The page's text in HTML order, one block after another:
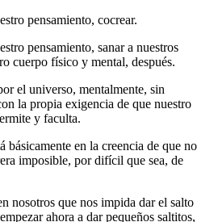
pensamiento, cocrear.
pensamiento, sanar a nuestros
cuerpo físico y mental, después.
el universo, mentalmente, sin
la propia exigencia de que nuestro
y faculta.
básicamente en la creencia de que no
imposible, por difícil que sea, de
nosotros que nos impida dar el salto
ahora a dar pequeños saltitos,